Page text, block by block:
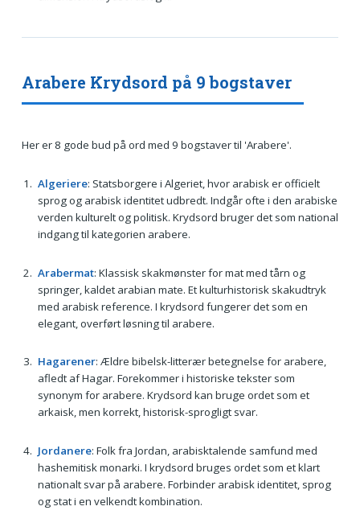
Arabere Krydsord på 9 bogstaver
Her er 8 gode bud på ord med 9 bogstaver til 'Arabere'.
Algeriere: Statsborgere i Algeriet, hvor arabisk er officielt
sprog og arabisk identitet udbredt. Indgår ofte i den arabiske
verden kulturelt og politisk. Krydsord bruger det som national
indgang til kategorien arabere.
Arabermat: Klassisk skakmønster for mat med tårn og
springer, kaldet arabian mate. Et kulturhistorisk skakudtryk
med arabisk reference. I krydsord fungerer det som en
elegant, overført løsning til arabere.
Hagarener: Ældre bibelsk-litterær betegnelse for arabere,
afledt af Hagar. Forekommer i historiske tekster som
synonym for arabere. Krydsord kan bruge ordet som et
arkaisk, men korrekt, historisk-sprogligt svar.
Jordanere: Folk fra Jordan, arabisktalende samfund med
hashemitisk monarki. I krydsord bruges ordet som et klart
nationalt svar på arabere. Forbinder arabisk identitet, sprog
og stat i en velkendt kombination.